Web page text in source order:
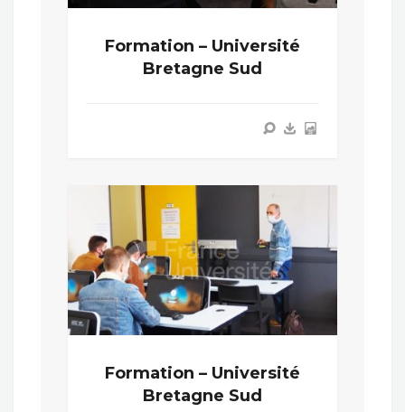
Formation – Université
Bretagne Sud
Formation – Université
Bretagne Sud